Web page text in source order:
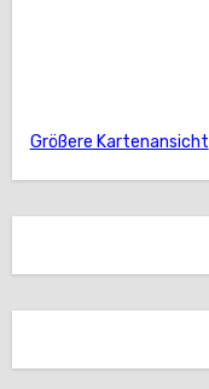
Größere Kartenansicht